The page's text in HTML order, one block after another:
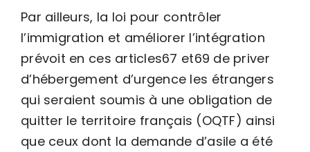
Par ailleurs, la loi pour contrôler
l’immigration et améliorer l’intégration
prévoit en ces articles67 et69 de priver
d’hébergement d’urgence les étrangers
qui seraient soumis à une obligation de
quitter le territoire français (OQTF) ainsi
que ceux dont la demande d’asile a été